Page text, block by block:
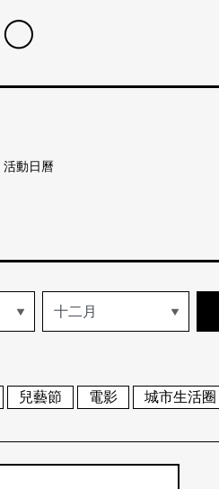
活動日曆
兒藝節 電影 城市生活圈